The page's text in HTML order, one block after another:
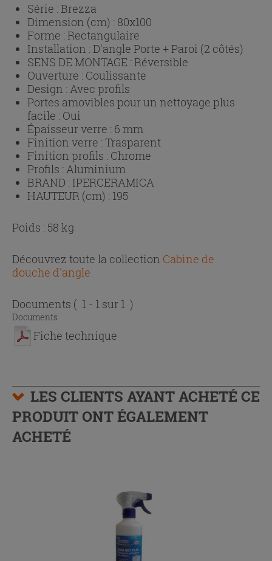
Série :Brezza
Dimension (cm) : 80x100
Forme :Rectangulaire
Installation :D'angle Porte + Paroi (2 côtés)
SENS DE MONTAGE :Réversible
Ouverture : Coulissante
Design : Avec profils
Portes amovibles pour un nettoyage plus
facile : Oui
Épaisseur verre : 6 mm
Finition verre :Trasparent
Finition profils : Chrome
Profils : Aluminium
BRAND : IPERCERAMICA
HAUTEUR (cm) : 195
Poids : 58 kg
Découvrez toute la collection Cabine de
douche d'angle
Documents ( 1 - 1 sur 1 )
Documents
Fiche technique
LES CLIENTS AYANT ACHETÉ CE
PRODUIT ONT ÉGALEMENT
ACHETÉ